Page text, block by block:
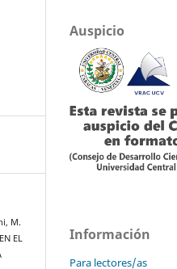
M.
EL
Auspicio
Información
Para lectores/as